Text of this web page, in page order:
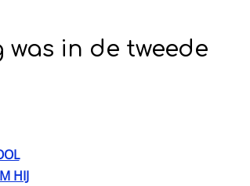
was in de tweede
HIJ